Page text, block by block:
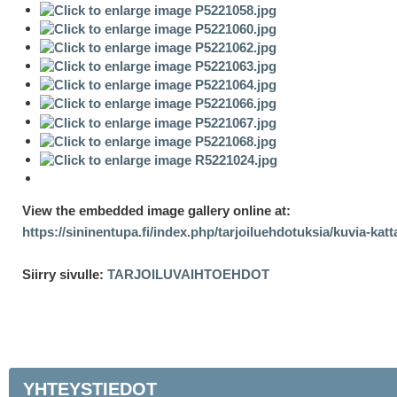
View the embedded image gallery online at:
https://sininentupa.fi/index.php/tarjoiluehdotuksia/kuvia-
Siirry sivulle: TARJOILUVAIHTOEHDOT
YHTEYSTIEDOT